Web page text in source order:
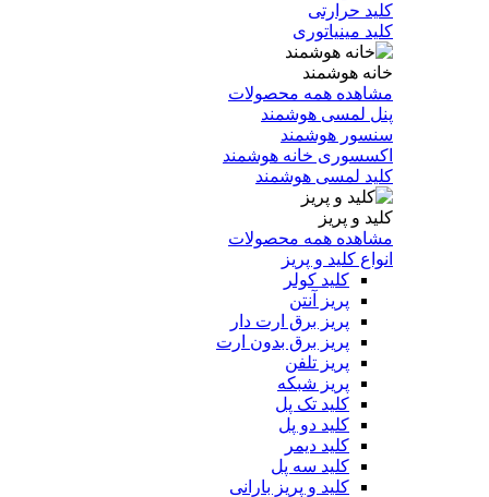
کلید حرارتی
کلید مینیاتوری
خانه هوشمند
مشاهده همه محصولات
پنل لمسی هوشمند
سنسور هوشمند
اکسسوری خانه هوشمند
کلید لمسی هوشمند
کلید و پریز
مشاهده همه محصولات
انواع کلید و پریز
کلید کولر
پریز آنتن
پریز برق ارت دار
پریز برق بدون ارت
پریز تلفن
پریز شبکه
کلید تک پل
کلید دو پل
کلید دیمر
کلید سه پل
کلید و پریز بارانی